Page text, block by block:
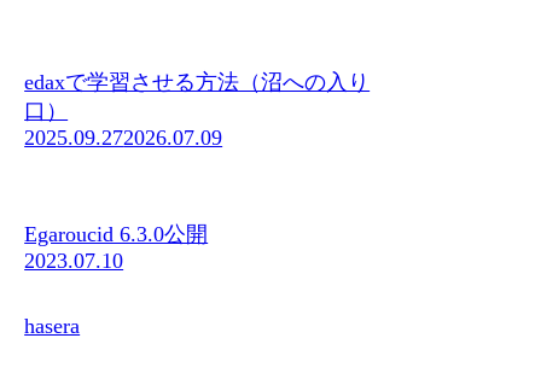
edaxで学習させる方法（沼への入り
口）
2025.09.272026.07.09
Egaroucid 6.3.0公開
2023.07.10
hasera